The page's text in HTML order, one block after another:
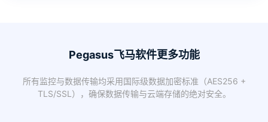
Pegasus飞马软件更多功能
所有监控与数据传输均采用国际级数据加密标准（AES256 +
TLS/SSL），确保数据传输与云端存储的绝对安全。